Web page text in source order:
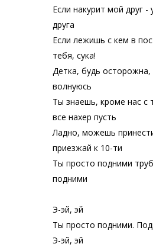
Если накурит мой друг -
друга
Если лежишь с кем в
тебя, сука!
Детка, будь
волнуюсь
Ты знаешь, кроме нас с
все нахер пусть
Ладно, можешь
приезжай к 10-ти
Ты просто подними
подними
Э-эй, эй
Ты просто подними.
Э-эй, эй